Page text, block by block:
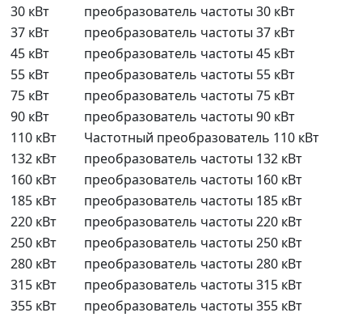
30 кВт
преобразователь частоты 30 кВт
37 кВт
преобразователь частоты 37 кВт
45 кВт
преобразователь частоты 45 кВт
55 кВт
преобразователь частоты 55 кВт
75 кВт
преобразователь частоты 75 кВт
90 кВт
преобразователь частоты 90 кВт
110 кВт
Частотный преобразователь 110 кВт
132 кВт
преобразователь частоты 132 кВт
160 кВт
преобразователь частоты 160 кВт
185 кВт
преобразователь частоты 185 кВт
220 кВт
преобразователь частоты 220 кВт
250 кВт
преобразователь частоты 250 кВт
280 кВт
преобразователь частоты 280 кВт
315 кВт
преобразователь частоты 315 кВт
355 кВт
преобразователь частоты 355 кВт